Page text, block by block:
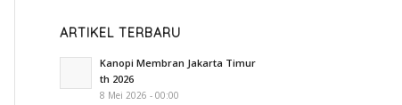
ARTIKEL TERBARU
Kanopi Membran Jakarta Timur
th 2026
8 Mei 2026 - 00:00